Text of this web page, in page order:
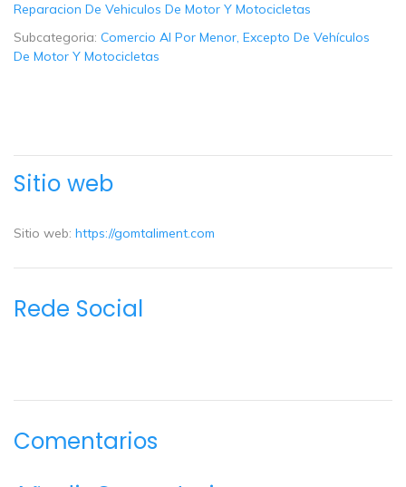
Reparacion De Vehiculos De Motor Y Motocicletas
Subcategoria: Comercio Al Por Menor, Excepto De Vehículos
De Motor Y Motocicletas
Sitio web
Sitio web: https://gomtaliment.com
Rede Social
Comentarios